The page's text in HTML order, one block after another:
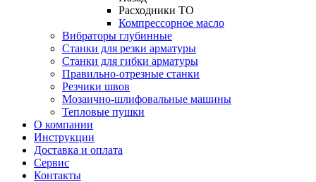
Расходники ТО
Компрессорное масло
Вибраторы глубинные
Станки для резки арматуры
Станки для гибки арматуры
Правильно-отрезные станки
Резчики швов
Мозаично-шлифовальные машины
Тепловые пушки
О компании
Инструкции
Доставка и оплата
Сервис
Контакты